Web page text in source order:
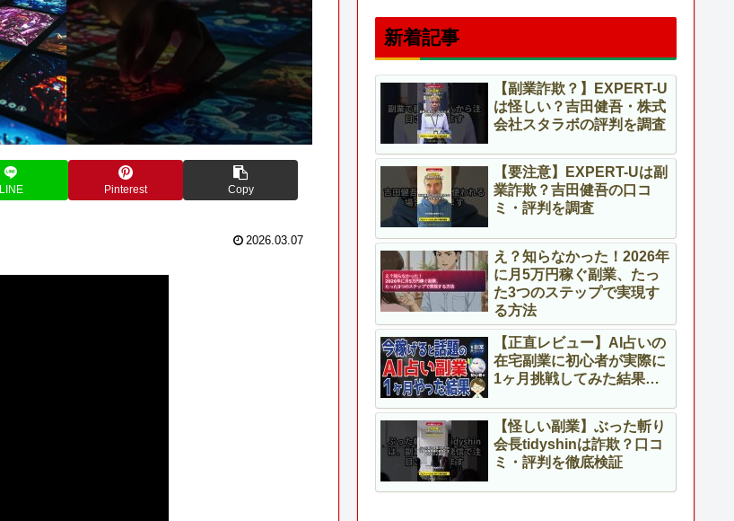
LINE Pinterest Copy
2026.03.07
新着記事
【副業詐欺？】EXPERT-U
は怪しい？吉田健吾・株式
会社スタラボの評判を調査
【要注意】EXPERT-Uは副
業詐欺？吉田健吾の口コ
ミ・評判を調査
え？知らなかった！2026年
に月5万円稼ぐ副業、たっ
た3つのステップで実現す
る方法
【正直レビュー】AI占いの
在宅副業に初心者が実際に
1ヶ月挑戦してみた結果…
【怪しい副業】ぶった斬り
会長tidyshinは詐欺？口コ
ミ・評判を徹底検証